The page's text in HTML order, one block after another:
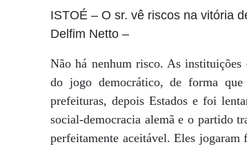
ISTOÉ – O sr. vê riscos na vitória
Delfim Netto –
Não há nenhum risco. As
do jogo democrático, de forma
prefeituras, depois Estados e foi
social-democracia alemã e o partido
perfeitamente aceitável. Eles